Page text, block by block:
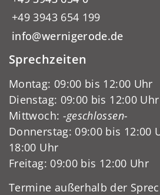
+49 3943 654 199
info@wernigerode.de
Sprechzeiten
Montag: 09:00 bis 12:00 Uhr
Dienstag: 09:00 bis 12:00 Uhr
Mittwoch: -geschlossen-
Donnerstag: 09:00 bis 12:00
18:00 Uhr
Freitag: 09:00 bis 12:00 Uhr
Termine außerhalb der